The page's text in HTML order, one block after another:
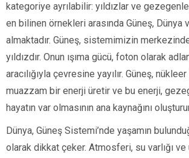
kategoriye ayrılabilir: yıldızlar ve
en bilinen örnekleri arasında Güneş, Dünya
almaktadır. Güneş, sistemimizin
yıldızdır. Onun ışıma gücü, foton olarak
aracılığıyla çevresine yayılır. Güneş,
muazzam bir enerji üretir ve bu enerji,
hayatın var olmasının ana kaynağını
Dünya, Güneş Sistemi’nde yaşamın
olarak dikkat çeker. Atmosferi, su varlığı ve